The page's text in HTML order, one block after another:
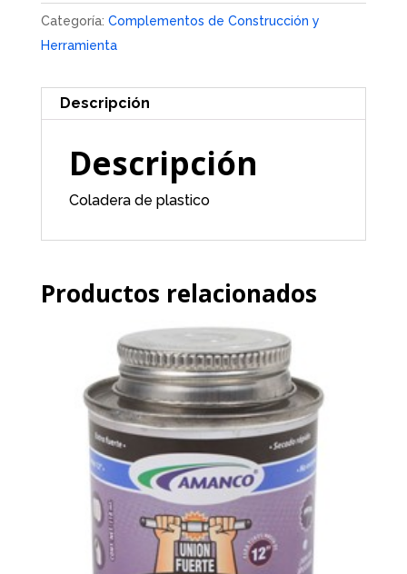
Categoría: Complementos de Construcción y
Herramienta
Descripción
Descripción
Coladera de plastico
Productos relacionados